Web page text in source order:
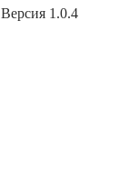
1.0.4